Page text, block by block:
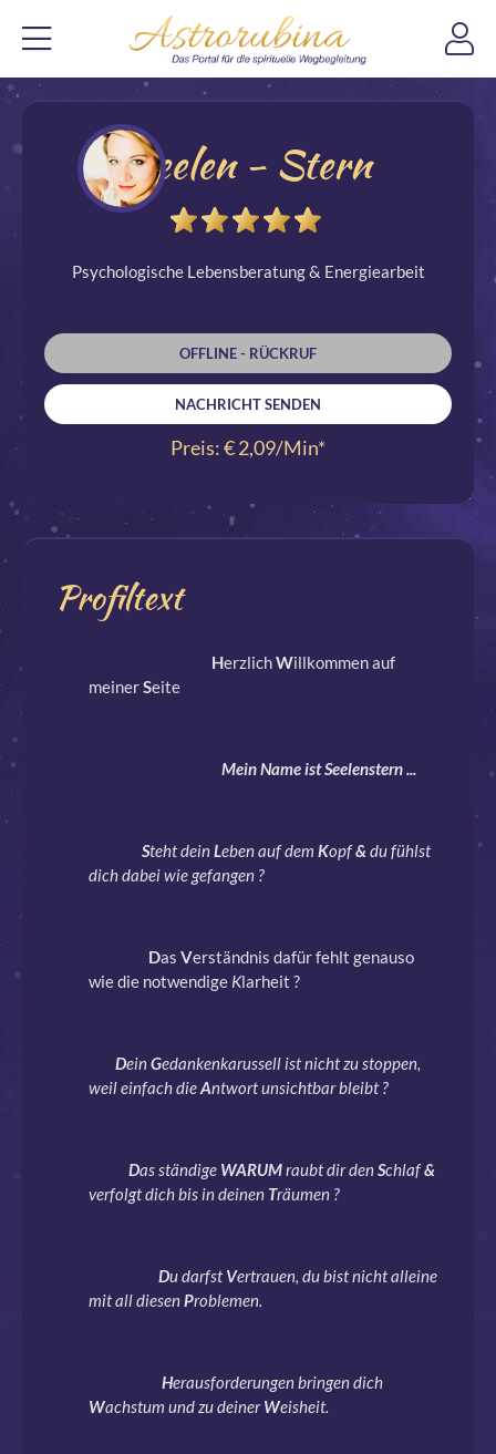
Seelen - Stern
Psychologische Lebensberatung & Energiearbeit
OFFLINE - RÜCKRUF
NACHRICHT SENDEN
Preis: € 2,09/Min*
Profiltext
HerzlichWillkommen auf
meinerSeite
Mein Name ist Seelenstern ...
Steht deinLeben auf dem Kopf& du fühlst
dich dabei wie gefangen ?
Das Verständnis dafür fehlt genauso
wie die notwendige Klarheit ?
DeinGedankenkarussell ist nicht zu stoppen,
weil einfach dieAntwort unsichtbar bleibt ?
Das ständige WARUMraubt dir denSchlaf&
verfolgt dich bis in deinen Träumen ?
Du darfstVertrauen, du bist nicht alleine
mit all diesenProblemen.
Herausforderungen bringen dich
Wachstum und zu deinerWeisheit.